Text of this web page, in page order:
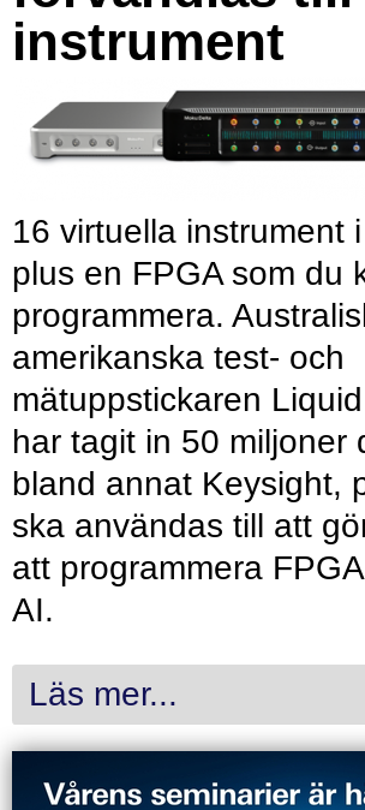
instrument
16 virtuella instrument
plus en FPGA som du
programmera.
amerikanska test- och
mätuppstickaren
har tagit in 50 miljoner
bland annat Keysight,
ska användas till att
att programmera
AI.
Läs mer...